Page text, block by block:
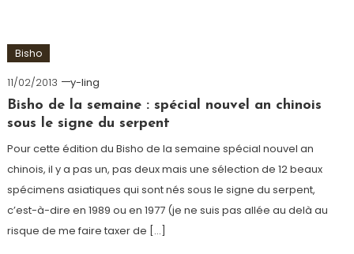
Bisho
11/02/2013
y-ling
Bisho de la semaine : spécial nouvel an chinois
sous le signe du serpent
Pour cette édition du Bisho de la semaine spécial nouvel an
chinois, il y a pas un, pas deux mais une sélection de 12 beaux
spécimens asiatiques qui sont nés sous le signe du serpent,
c’est-à-dire en 1989 ou en 1977 (je ne suis pas allée au delà au
risque de me faire taxer de […]